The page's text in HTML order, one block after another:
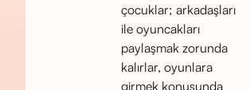
çocuklar; arkadaşları
ile oyuncakları
paylaşmak zorunda
kalırlar, oyunlara
girmek konusunda